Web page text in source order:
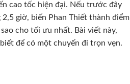
cao tốc hiện đại. Nếu trước đây
giờ, biến Phan Thiết thành điểm
sao cho tối ưu nhất. Bài viết này,
để có một chuyến đi trọn vẹn.